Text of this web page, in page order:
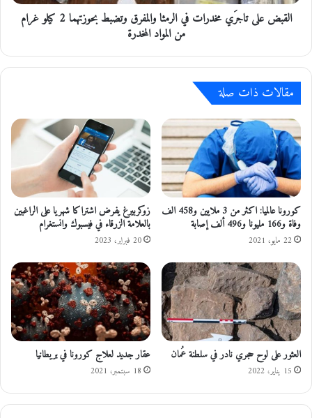
و
م
ن
ا
ل
خ
د
م
ا
ت
ا
ا
ل
ك
ت
ر
و
ن
ي
ل
ت
ي
د
ر
ا
ت
ي
ا
ل
ر
م
ا
و
ا
ل
م
ف
ر
ق
ت
القبض على تاجرَي مخدرات في الرمثا والمفرق وتضبط بحوزتهما 2 كيلو غرام
من المواد المخدرة
مقالات ذات صلة
كورونا عالميا: اكثر من 3 ملايين و458 الف
وفاة و166 مليونا و496 ألف إصابة
22 مايو، 2021
زوكربيرغ يفرض اشتراكا شهريا على الراغبين
بالعلامة الزرقاء في فيسبوك وانستغرام
20 فبراير، 2023
العثور على لوح حجري نادر في سلطنة عُمان
15 يناير، 2022
عقار جديد لعلاج كورونا في بريطانيا
18 سبتمبر، 2021